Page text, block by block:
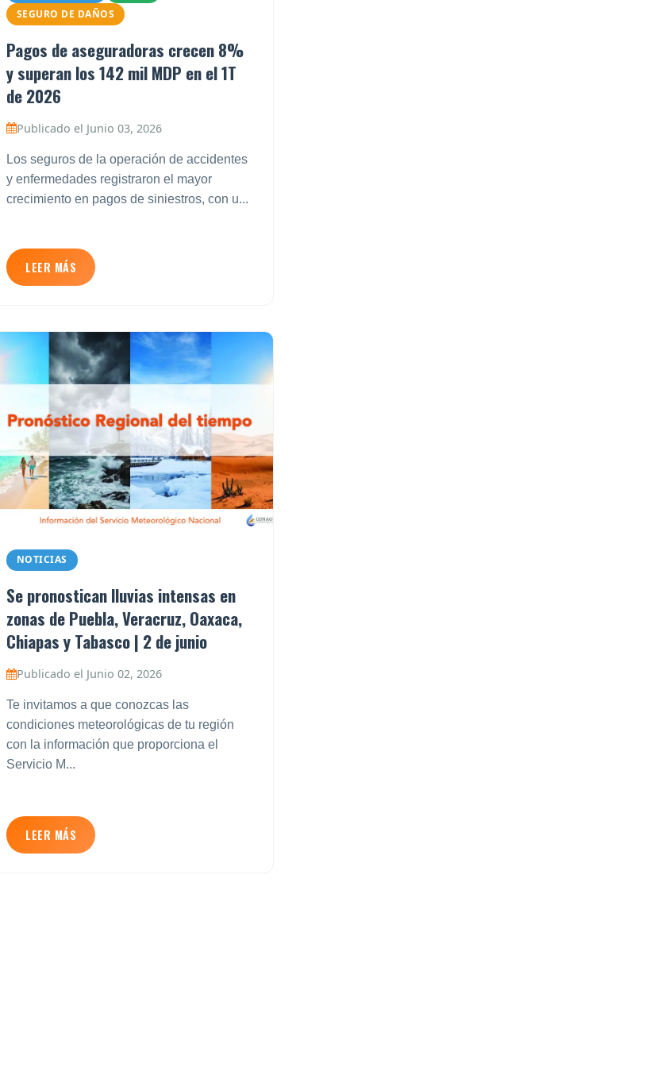
SEGURO DE DAÑOS
Pagos de aseguradoras crecen 8%
y superan los 142 mil MDP en el 1T
de 2026
Publicado el Junio 03, 2026
Los seguros de la operación de accidentes
y enfermedades registraron el mayor
crecimiento en pagos de siniestros, con u...
LEER MÁS
NOTICIAS
Se pronostican lluvias intensas en
zonas de Puebla, Veracruz, Oaxaca,
Chiapas y Tabasco | 2 de junio
Publicado el Junio 02, 2026
Te invitamos a que conozcas las
condiciones meteorológicas de tu región
con la información que proporciona el
Servicio M...
LEER MÁS